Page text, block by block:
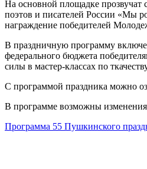
На основной площадке прозвучат
поэтов и писателей России «Мы
награждение победителей
В праздничную программу
федерального бюджета
силы в мастер-классах по
С программой праздника можно
В программе возможны
Программа 55 Пушкинского